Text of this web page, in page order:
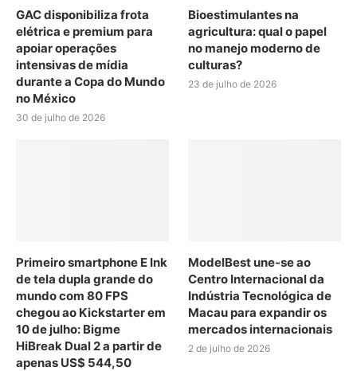
GAC disponibiliza frota
elétrica e premium para
apoiar operações
intensivas de mídia
durante a Copa do Mundo
no México
30 de julho de 2026
Bioestimulantes na
agricultura: qual o papel
no manejo moderno de
culturas?
23 de julho de 2026
Primeiro smartphone E Ink
de tela dupla grande do
mundo com 80 FPS
chegou ao Kickstarter em
10 de julho: Bigme
HiBreak Dual 2 a partir de
apenas US$ 544,50
ModelBest une-se ao
Centro Internacional da
Indústria Tecnológica de
Macau para expandir os
mercados internacionais
2 de julho de 2026